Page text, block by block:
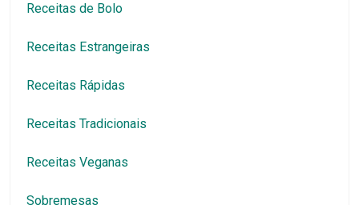
Receitas de Bolo
Receitas Estrangeiras
Receitas Rápidas
Receitas Tradicionais
Receitas Veganas
Sobremesas